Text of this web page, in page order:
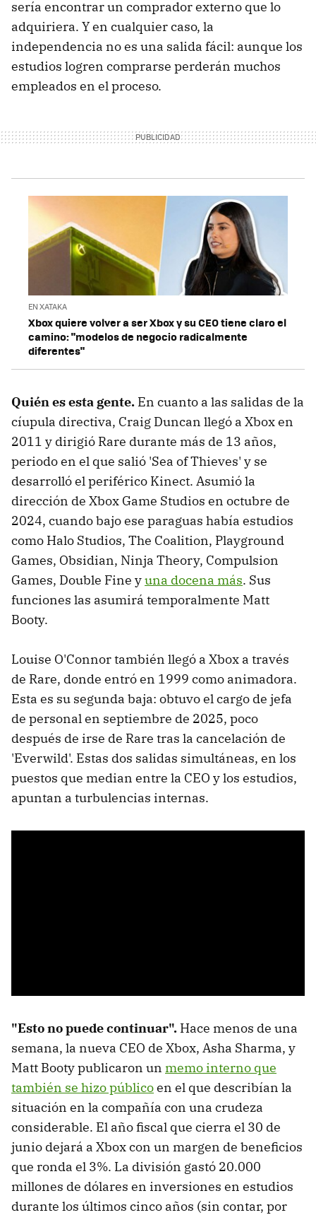
sería encontrar un comprador externo que lo
adquiriera. Y en cualquier caso, la
independencia no es una salida fácil: aunque los
estudios logren comprarse perderán muchos
empleados en el proceso.
EN XATAKA
Xbox quiere volver a ser Xbox y su CEO tiene claro el
camino: "modelos de negocio radicalmente
diferentes"
Quién es esta gente. En cuanto a las salidas de la
cíupula directiva, Craig Duncan llegó a Xbox en
2011 y dirigió Rare durante más de 13 años,
periodo en el que salió 'Sea of Thieves' y se
desarrolló el periférico Kinect. Asumió la
dirección de Xbox Game Studios en octubre de
2024, cuando bajo ese paraguas había estudios
como Halo Studios, The Coalition, Playground
Games, Obsidian, Ninja Theory, Compulsion
Games, Double Fine yuna docena más. Sus
funciones las asumirá temporalmente Matt
Booty.
Louise O'Connor también llegó a Xbox a través
de Rare, donde entró en 1999 como animadora.
Esta es su segunda baja: obtuvo el cargo de jefa
de personal en septiembre de 2025, poco
después de irse de Rare tras la cancelación de
'Everwild'. Estas dos salidas simultáneas, en los
puestos que median entre la CEO y los estudios,
apuntan a turbulencias internas.
"Esto no puede continuar". Hace menos de una
semana, la nueva CEO de Xbox, Asha Sharma, y
Matt Booty publicaron un memo interno que
también se hizo públicoen el que describían la
situación en la compañía con una crudeza
considerable. El año fiscal que cierra el 30 de
junio dejará a Xbox con un margen de beneficios
que ronda el 3%. La división gastó 20.000
millones de dólares en inversiones en estudios
durante los últimos cinco años (sin contar, por